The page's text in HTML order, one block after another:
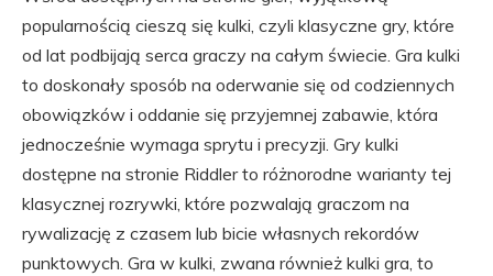
popularnością cieszą się kulki, czyli klasyczne gry, które
od lat podbijają serca graczy na całym świecie. Gra kulki
to doskonały sposób na oderwanie się od codziennych
obowiązków i oddanie się przyjemnej zabawie, która
jednocześnie wymaga sprytu i precyzji. Gry kulki
dostępne na stronie Riddler to różnorodne warianty tej
klasycznej rozrywki, które pozwalają graczom na
rywalizację z czasem lub bicie własnych rekordów
punktowych. Gra w kulki, zwana również kulki gra, to